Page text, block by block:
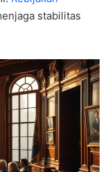
stabilitas